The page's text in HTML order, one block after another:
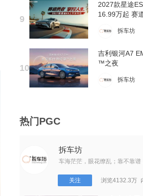
9
2027款星途
16.99万起 赛
拆车坊
10
吉利银河A7
™之夜
拆车坊
热门PGC
拆车坊
车海茫茫，眼花缭乱；靠不靠谱
关注 浏览4132.3万